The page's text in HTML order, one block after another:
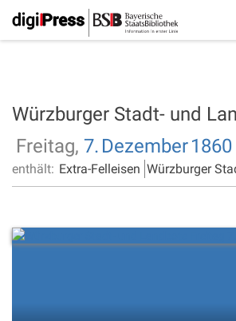
Würzburger Stadt- und
Freitag, 7. Dezember1860
enthält: Extra-Felleisen Würzburger